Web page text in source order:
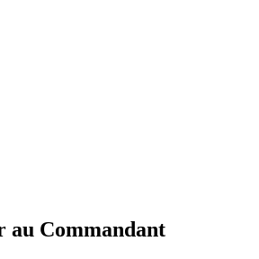
au Commandant